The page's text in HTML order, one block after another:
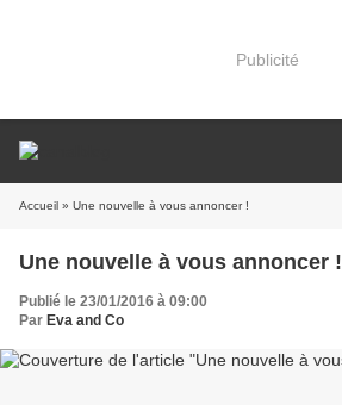
Publicité
Accueil » Une nouvelle à vous annoncer !
Une nouvelle à vous annoncer !
Publié le 23/01/2016 à 09:00
Par Eva and Co